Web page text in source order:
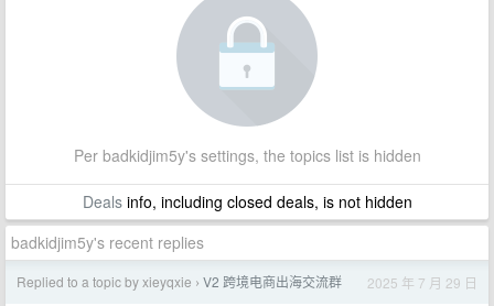
Per badkidjim5y's settings, the topics list is hidden
Dealsinfo, including closed deals, is not hidden
badkidjim5y's recent replies
Replied to a topic by xieyqxie › V2 跨境电商出海交流群 2025 年 7 月 29 日